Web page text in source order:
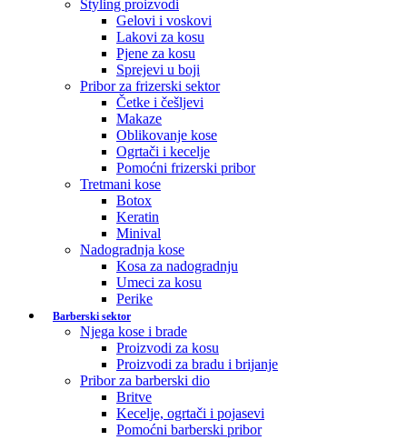
Styling proizvodi
Gelovi i voskovi
Lakovi za kosu
Pjene za kosu
Sprejevi u boji
Pribor za frizerski sektor
Četke i češljevi
Makaze
Oblikovanje kose
Ogrtači i kecelje
Pomoćni frizerski pribor
Tretmani kose
Botox
Keratin
Minival
Nadogradnja kose
Kosa za nadogradnju
Umeci za kosu
Perike
Barberski sektor
Njega kose i brade
Proizvodi za kosu
Proizvodi za bradu i brijanje
Pribor za barberski dio
Britve
Kecelje, ogrtači i pojasevi
Pomoćni barberski pribor